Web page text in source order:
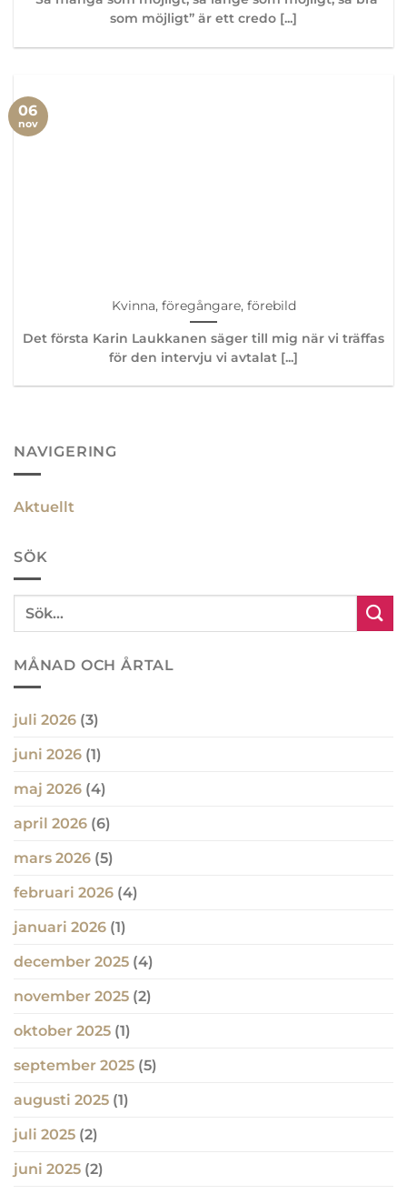
som möjligt” är ett credo [...]
Kvinna, föregångare, förebild
Det första Karin Laukkanen säger till mig när vi träffas
för den intervju vi avtalat [...]
06
nov
NAVIGERING
Aktuellt
SÖK
MÅNAD OCH ÅRTAL
juli 2026 (3)
juni 2026 (1)
maj 2026 (4)
april 2026 (6)
mars 2026 (5)
februari 2026 (4)
januari 2026 (1)
december 2025 (4)
november 2025 (2)
oktober 2025 (1)
september 2025 (5)
augusti 2025 (1)
juli 2025 (2)
juni 2025 (2)